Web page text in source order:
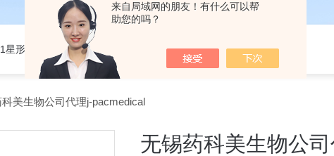
来自局域网的朋友！有什么可以帮
助您的吗？
星形细胞培养基
美生物公司代理j-pacmedical
无锡药科美生物公